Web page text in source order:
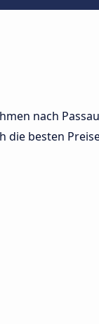
nach
besten